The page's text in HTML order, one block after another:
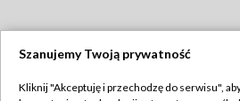
Szanujemy Twoją prywatność
Kliknij "Akceptuję i przechodzę do serwisu",